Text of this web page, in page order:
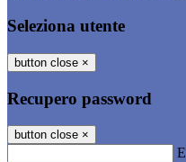
Seleziona utente
button close ×
Recupero password
button close ×